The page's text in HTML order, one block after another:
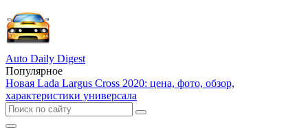
Auto Daily Digest
Популярное
Новая Lada Largus Cross 2020: цена, фото, обзор,
характеристики универсала